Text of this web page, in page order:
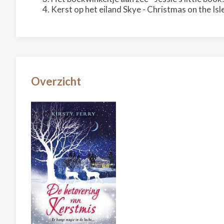
Kerst op het eiland Skye - Christmas on the
Overzicht